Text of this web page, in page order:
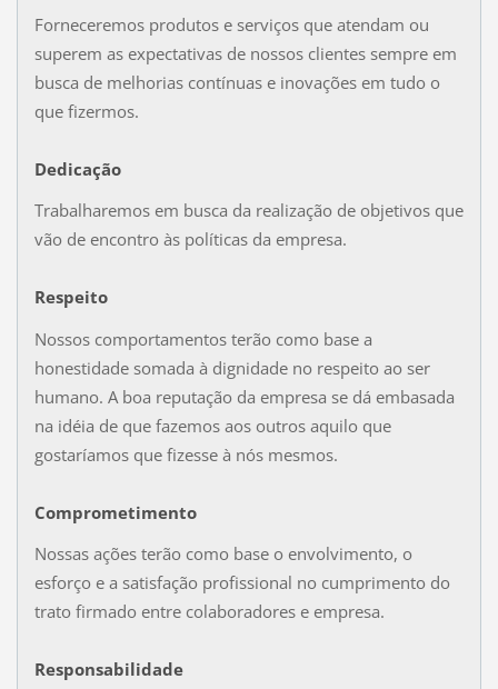
Forneceremos produtos e serviços que atendam ou
superem as expectativas de nossos clientes sempre em
busca de melhorias contínuas e inovações em tudo o
que fizermos.
Dedicação
Trabalharemos em busca da realização de objetivos que
vão de encontro às políticas da empresa.
Respeito
Nossos comportamentos terão como base a
honestidade somada à dignidade no respeito ao ser
humano. A boa reputação da empresa se dá embasada
na idéia de que fazemos aos outros aquilo que
gostaríamos que fizesse à nós mesmos.
Comprometimento
Nossas ações terão como base o envolvimento, o
esforço e a satisfação profissional no cumprimento do
trato firmado entre colaboradores e empresa.
Responsabilidade